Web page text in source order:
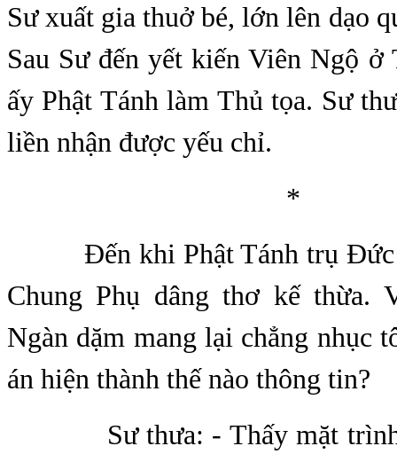
Sư xuất gia thuở bé, lớn lên dạo
Sau Sư đến yết kiến Viên Ngộ
ấy Phật Tánh làm Thủ tọa. Sư
liền nhận được yếu chỉ.
*
Đến khi Phật Tánh trụ Đức
Chung Phụ dâng thơ kế thừa.
Ngàn dặm mang lại chẳng nhục
án hiện thành thế nào thông tin?
Sư thưa: - Thấy mặt trình